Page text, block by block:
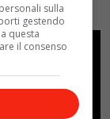
sulla
gestendo
questa
il consenso